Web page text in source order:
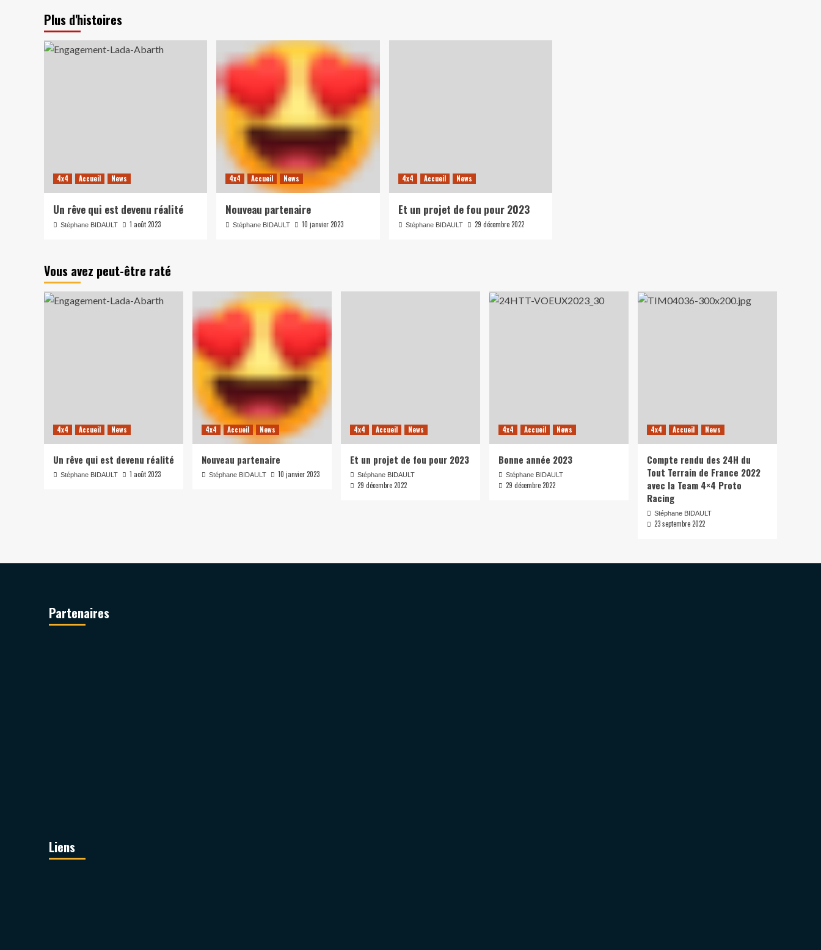
Plus d'histoires
4x4 Accueil News
Un rêve qui est devenu réalité
Stéphane BIDAULT 1 août 2023
4x4 Accueil News
Nouveau partenaire
Stéphane BIDAULT 10 janvier 2023
4x4 Accueil News
Et un projet de fou pour 2023
Stéphane BIDAULT 29 décembre 2022
Vous avez peut-être raté
4x4 Accueil News
Un rêve qui est devenu réalité
Stéphane BIDAULT 1 août 2023
4x4 Accueil News
Nouveau partenaire
Stéphane BIDAULT 10 janvier 2023
4x4 Accueil News
Et un projet de fou pour 2023
Stéphane BIDAULT
29 décembre 2022
4x4 Accueil News
Bonne année 2023
Stéphane BIDAULT
29 décembre 2022
4x4 Accueil News
Compte rendu des 24H du
Tout Terrain de France 2022
avec la Team 4×4 Proto
Racing
Stéphane BIDAULT
23 septembre 2022
Partenaires
Liens